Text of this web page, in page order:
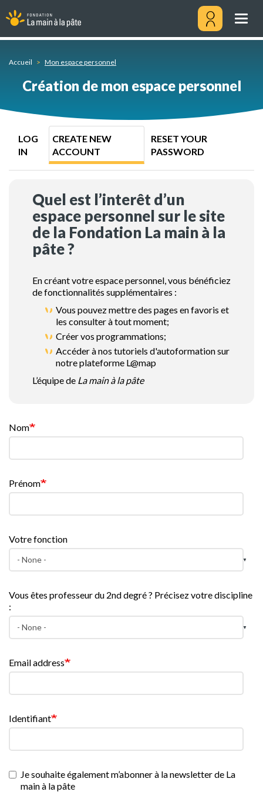
new
account
to
main
content
Accueil Mon espace personnel
Création de mon espace personnel
Primary
tabs
LOG
IN
CREATE NEW
ACCOUNT
RESET YOUR
PASSWORD
Quel est l’interêt d’un
espace personnel sur le site
de la Fondation La main à la
pâte ?
En créant votre espace personnel, vous bénéficiez
de fonctionnalités supplémentaires :
Vous pouvez mettre des pages en favoris et
les consulter à tout moment;
Créer vos programmations;
Accéder à nos tutoriels d'autoformation sur
notre plateforme L@map
L’équipe de La main à la pâte
Nom
Prénom
Votre fonction
Vous êtes professeur du 2nd degré ? Précisez votre discipline
:
Email address
Identifiant
Je souhaite également m’abonner à la newsletter de La
main à la pâte